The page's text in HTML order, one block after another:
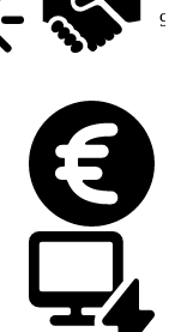
9